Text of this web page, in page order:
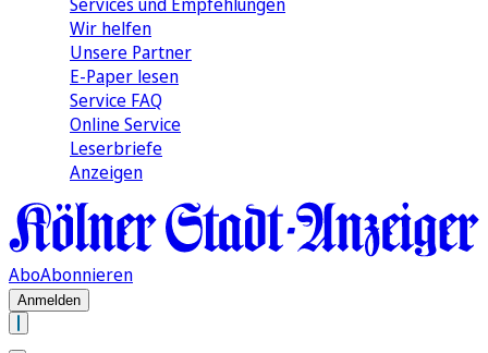
Wir helfen
Unsere Partner
E-Paper lesen
Service FAQ
Online Service
Leserbriefe
Anzeigen
AboAbonnieren
Anmelden